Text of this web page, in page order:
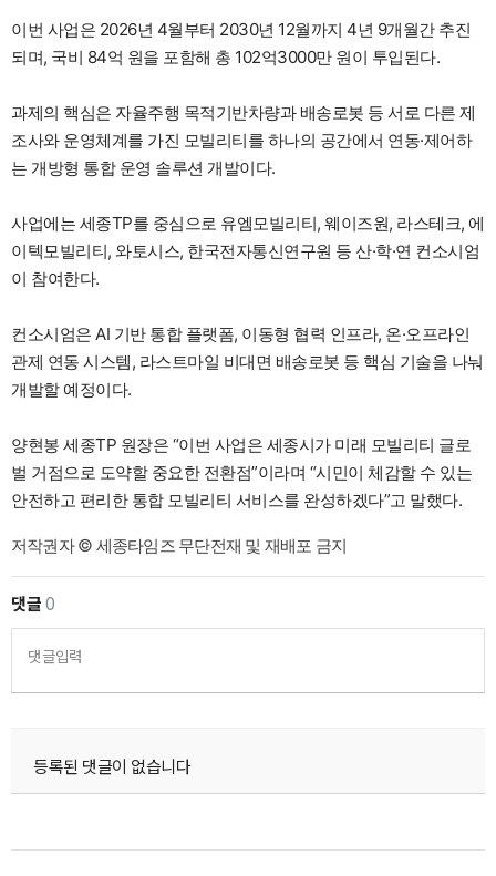
이번 사업은 2026년 4월부터 2030년 12월까지 4년 9개월간 추진
되며, 국비 84억 원을 포함해 총 102억3000만 원이 투입된다.
과제의 핵심은 자율주행 목적기반차량과 배송로봇 등 서로 다른 제
조사와 운영체계를 가진 모빌리티를 하나의 공간에서 연동·제어하
는 개방형 통합 운영 솔루션 개발이다.
사업에는 세종TP를 중심으로 유엠모빌리티, 웨이즈원, 라스테크, 에
이텍모빌리티, 와토시스, 한국전자통신연구원 등 산·학·연 컨소시엄
이 참여한다.
컨소시엄은 AI 기반 통합 플랫폼, 이동형 협력 인프라, 온·오프라인
관제 연동 시스템, 라스트마일 비대면 배송로봇 등 핵심 기술을 나눠
개발할 예정이다.
양현봉 세종TP 원장은 “이번 사업은 세종시가 미래 모빌리티 글로
벌 거점으로 도약할 중요한 전환점”이라며 “시민이 체감할 수 있는
안전하고 편리한 통합 모빌리티 서비스를 완성하겠다”고 말했다.
저작권자 © 세종타임즈 무단전재 및 재배포 금지
댓글0
댓글입력
등록된 댓글이 없습니다